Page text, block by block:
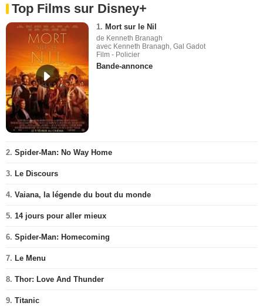
Top Films sur Disney+
1. Mort sur le Nil
de Kenneth Branagh
avec Kenneth Branagh, Gal Gadot
Film - Policier
Bande-annonce
2. Spider-Man: No Way Home
3. Le Discours
4. Vaiana, la légende du bout du monde
5. 14 jours pour aller mieux
6. Spider-Man: Homecoming
7. Le Menu
8. Thor: Love And Thunder
9. Titanic